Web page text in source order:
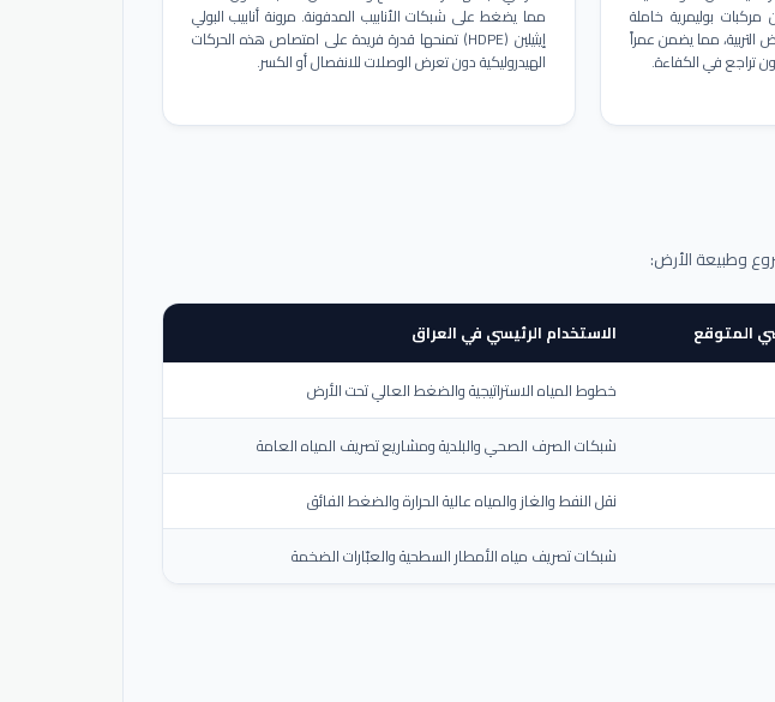
مركبات بوليمرية خاملة
التربية، مما يضمن عمراً
تراجع في الكفاءة.
مما يضغط على شبكات الأنابيب المدفونة. مرونة أنابيب البولي
إيثيلين (HDPE) تمنحها قدرة فريدة على امتصاص هذه الحركات
الهيدروليكية دون تعرض الوصلات للانفصال أو الكسر.
وطبيعة الأرض:
المتوقع الاستخدام الرئيسي في العراق
خطوط المياه الاستراتيجية والضغط العالي تحت الأرض
شبكات الصرف الصحي والبلدية ومشاريع تصريف المياه العامة
نقل النفط والغاز والمياه عالية الحرارة والضغط الفائق
شبكات تصريف مياه الأمطار السطحية والعبّارات الضخمة